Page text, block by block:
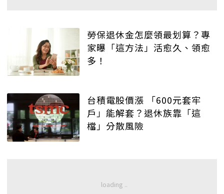
勞保退休金怎麼領最划算？專
家曝「這方法」活愈久、領愈
多！
台積電股價漲 「600元套牢
戶」能解套？退休族靠「這
檔」分散風險